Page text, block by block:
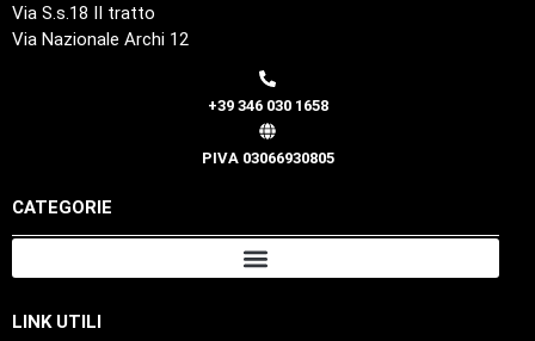
Via S.s.18 II tratto
Via Nazionale Archi 12
+39 346 030 1658
PIVA 03066930805
CATEGORIE
LINK UTILI